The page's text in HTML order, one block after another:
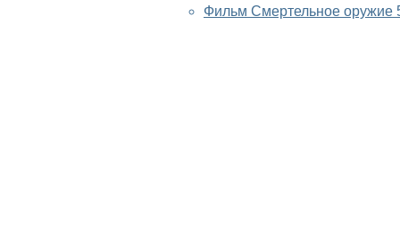
Фильм Смертельное оружие